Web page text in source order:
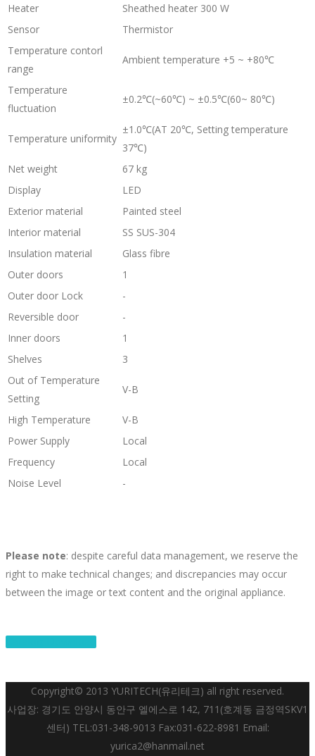
Heater
Sheathed heater 300 W
Sensor
Thermistor
Temperature contorl
range
Ambient temperature +5 ~ +80℃
Temperature
fluctuation
±0.2℃(~60℃) ~ ±0.5℃(60~ 80℃)
Temperature uniformity
±1.0℃(AT 20℃, Setting temperature
37℃)
Net weight
67 kg
Display
LED
Exterior material
Painted steel
Interior material
SS SUS-304
Insulation material
Glass fibre
Outer doors
1
Outer door Lock
-
Reversible door
-
Inner doors
1
Shelves
3
Out of Temperature
Setting
V-B
High Temperature
V-B
Power Supply
Local
Frequency
Local
Noise Level
-
Please note: despite careful data management, we reserve the
right to make technical changes; and discrepancies may occur
between the image or text content and the original appliance.
Copyright© 2013 YURITECH(유리테크) all right reserved.
사업장: 경기도 안양시 동안구 엘에스로 142, 711(호계동 금정역SKV1
센터) TEL:031-348-9013 Fax:031-622-8981 Email:
yurica2@hanmail.net